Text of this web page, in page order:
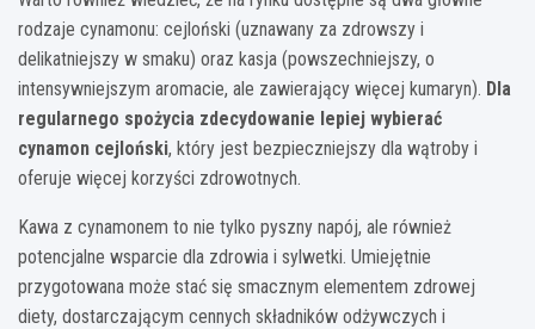
rodzaje cynamonu: cejloński (uznawany za zdrowszy i
delikatniejszy w smaku) oraz kasja (powszechniejszy, o
intensywniejszym aromacie, ale zawierający więcej kumaryn). Dla
regularnego spożycia zdecydowanie lepiej wybierać
cynamon cejloński, który jest bezpieczniejszy dla wątroby i
oferuje więcej korzyści zdrowotnych.
Kawa z cynamonem to nie tylko pyszny napój, ale również
potencjalne wsparcie dla zdrowia i sylwetki. Umiejętnie
przygotowana może stać się smacznym elementem zdrowej
diety, dostarczającym cennych składników odżywczych i